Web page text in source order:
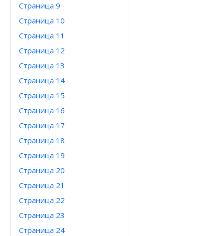
Страница 9
Страница 10
Страница 11
Страница 12
Страница 13
Страница 14
Страница 15
Страница 16
Страница 17
Страница 18
Страница 19
Страница 20
Страница 21
Страница 22
Страница 23
Страница 24